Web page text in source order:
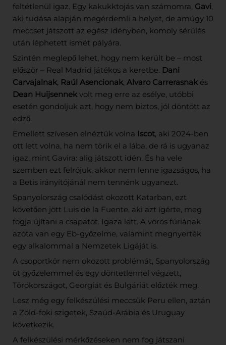
feltétlenül igaz. Egy kakukktojás van számomra, Gavi,
aki tudása alapján megérdemli a helyet, de amúgy 10
meccset játszott az egész idényben, komoly sérülés
után léphetett ismét pályára.
Szintén meglepő lehet, hogy nem került be – most
először – Real Madrid játékos a keretbe. Dani
Carvajalnak, Raúl Asencionak, Alvaro Carrerasnak és
Dean Huijsennek volt meg erre az esélye, utóbbi
esetén gondoljuk azt, hogy nem biztos, jól döntött az
edző.
Emellett szívesen elnéztük volna Iscot, aki 2024-ben
ott lett volna, ha nem törik el a lába, de rá is ugyanaz
igaz, mint Gavira: alig játszott idén. És ha vele
szemben ezt felrójuk, akkor nem lenne igazságos, ha
a Betis irányítójánál nem tennénk ugyanezt.
Spanyolország csalódást okozott Katarban, ezt
követően jött Luis de la Fuente, aki azt ígérte, meg
fogja újítani a csapatot. Igaza lett. A vörös fúriának
azóta van egy Eb-győzelme, valamint megnyerték
egy alkalommal a Nemzetek Ligáját is.
A csoportkör nem okozott problémát, Spanyolország
öt győzelemmel és egy döntetlennel végzett,
Törökországot, Georgiát és Bulgáriát előzték meg.
Lesz még egy felkészülési meccsük Peru ellen, aztán
a Zöld-foki szigetek, Szaúd-Arábia és Uruguay
következik.
A felkészülési mérkőzéseken nem fog játszani